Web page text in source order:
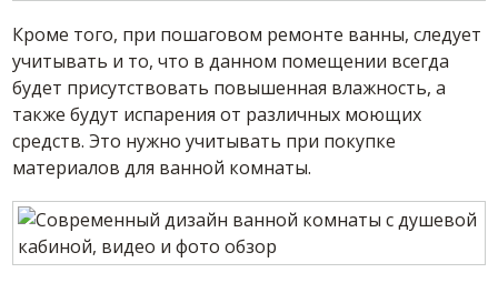
Кроме того, при пошаговом ремонте ванны, следует
учитывать и то, что в данном помещении всегда
будет присутствовать повышенная влажность, а
также будут испарения от различных моющих
средств. Это нужно учитывать при покупке
материалов для ванной комнаты.